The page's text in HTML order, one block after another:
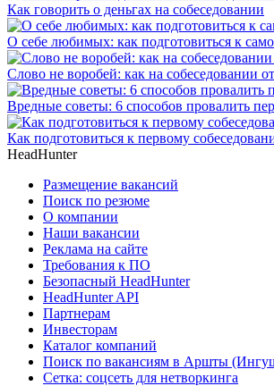
Как говорить о деньгах на собеседовании
О себе любимых: как подготовиться к
Слово не воробей: как на собеседовании
Вредные советы: 6 способов провалить
Как подготовиться к первому
HeadHunter
Размещение вакансий
Поиск по резюме
О компании
Наши вакансии
Реклама на сайте
Требования к ПО
Безопасный HeadHunter
HeadHunter API
Партнерам
Инвесторам
Каталог компаний
Поиск по вакансиям в Аршты
Сетка: соцсеть для нетворкинга